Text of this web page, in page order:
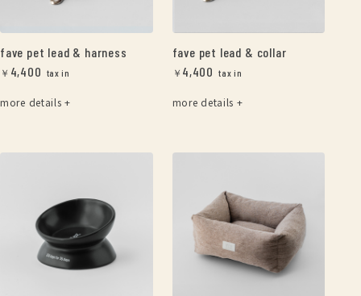
fave pet lead & harness
￥ 4,400
more details +
fave pet lead & collar
￥ 4,400
more details +